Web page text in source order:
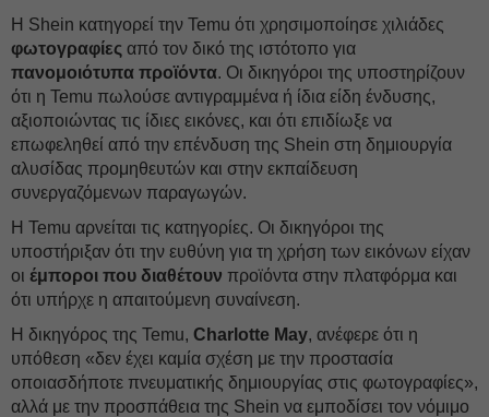
Η Shein κατηγορεί την Temu ότι χρησιμοποίησε χιλιάδες
φωτογραφίες από τον δικό της ιστότοπο για
πανομοιότυπα προϊόντα. Οι δικηγόροι της υποστηρίζουν
ότι η Temu πωλούσε αντιγραμμένα ή ίδια είδη ένδυσης,
αξιοποιώντας τις ίδιες εικόνες, και ότι επιδίωξε να
επωφεληθεί από την επένδυση της Shein στη δημιουργία
αλυσίδας προμηθευτών και στην εκπαίδευση
συνεργαζόμενων παραγωγών.
Η Temu αρνείται τις κατηγορίες. Οι δικηγόροι της
υποστήριξαν ότι την ευθύνη για τη χρήση των εικόνων είχαν
οι έμποροι που διαθέτουν προϊόντα στην πλατφόρμα και
ότι υπήρχε η απαιτούμενη συναίνεση.
Η δικηγόρος της Temu, Charlotte May, ανέφερε ότι η
υπόθεση «δεν έχει καμία σχέση με την προστασία
οποιασδήποτε πνευματικής δημιουργίας στις φωτογραφίες»,
αλλά με την προσπάθεια της Shein να εμποδίσει τον νόμιμο